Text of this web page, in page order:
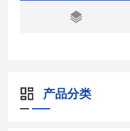
产品分类